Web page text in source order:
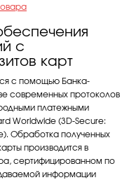
с
карт
с помощью Банка-
современных протоколов
платежными
Worldwide (3D-Secure:
Обработка полученных
производится в
сертифицированном по
информации